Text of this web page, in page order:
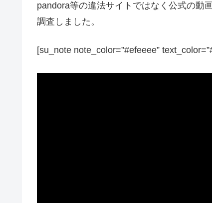
pandora等の違法サイトではなく公式の動
調査しました。
[su_note note_color=”#efeeee”